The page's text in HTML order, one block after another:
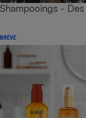
Shampooings -
BRÈVE